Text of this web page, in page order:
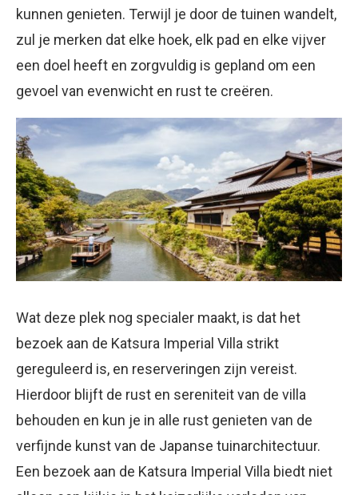
kunnen genieten. Terwijl je door de tuinen wandelt,
zul je merken dat elke hoek, elk pad en elke vijver
een doel heeft en zorgvuldig is gepland om een
gevoel van evenwicht en rust te creëren.
Wat deze plek nog specialer maakt, is dat het
bezoek aan de Katsura Imperial Villa strikt
gereguleerd is, en reserveringen zijn vereist.
Hierdoor blijft de rust en sereniteit van de villa
behouden en kun je in alle rust genieten van de
verfijnde kunst van de Japanse tuinarchitectuur.
Een bezoek aan de Katsura Imperial Villa biedt niet